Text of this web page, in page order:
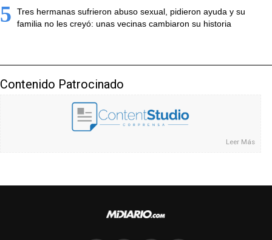
5
Tres hermanas sufrieron abuso sexual, pidieron ayuda y su
familia no les creyó: unas vecinas cambiaron su historia
Contenido Patrocinado
Leer Más